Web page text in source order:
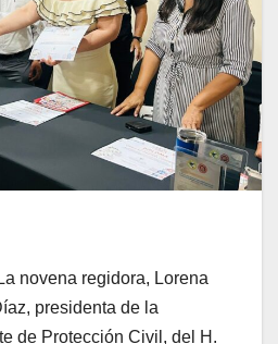
La novena regidora, Lorena
presidenta de la
de Protección Civil, del H.